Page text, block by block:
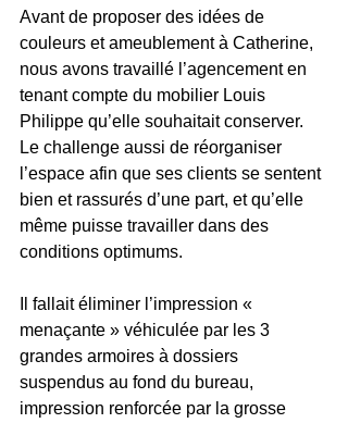
Avant de proposer des idées de
couleurs et ameublement à Catherine,
nous avons travaillé l’agencement en
tenant compte du mobilier Louis
Philippe qu’elle souhaitait conserver.
Le challenge aussi de réorganiser
l’espace afin que ses clients se sentent
bien et rassurés d’une part, et qu’elle
même puisse travailler dans des
conditions optimums.
Il fallait éliminer l’impression «
menaçante » véhiculée par les 3
grandes armoires à dossiers
suspendus au fond du bureau,
impression renforcée par la grosse